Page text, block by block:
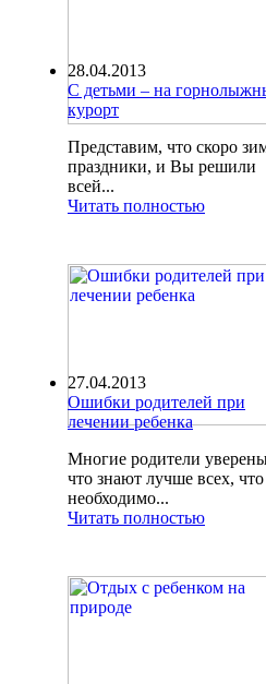
28.04.2013
С детьми – на
курорт
Представим, что скоро
праздники, и Вы решили
всей...
Читать полностью
27.04.2013
Ошибки родителей при
лечении ребенка
Многие родители
что знают лучше всех, что
необходимо...
Читать полностью